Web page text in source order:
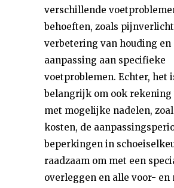
verschillende
behoeften, zoals
verbetering van houding en
aanpassing aan specifieke
voetproblemen. Echter, het
belangrijk om ook rekening
met mogelijke nadelen,
kosten, de
beperkingen in
raadzaam om met een
overleggen en alle voor- en